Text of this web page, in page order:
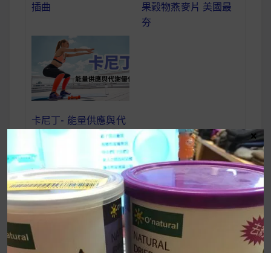
插曲
果穀物燕麥片 美國最
夯
卡尼丁- 能量供應與代
謝優化，讓你燃燒的科
學補充品（L-
Carnitine | 左旋肉鹼）
文
×